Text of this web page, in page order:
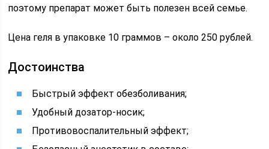
поэтому препарат может быть полезен всей семье.
Цена геля в упаковке 10 граммов – около 250 рублей.
Достоинства
Быстрый эффект обезболивания;
Удобный дозатор-носик;
Противовоспалительный эффект;